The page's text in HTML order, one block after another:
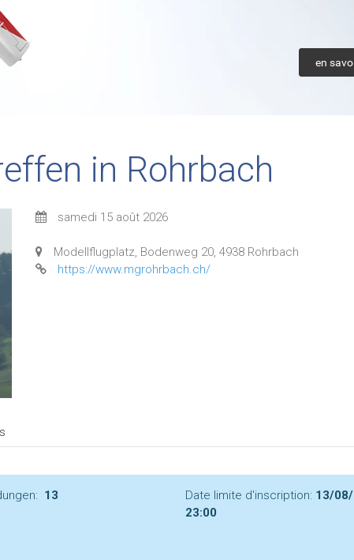
en
in Rohrbach
samedi 15 août 2026
Modellflugplatz, Bodenweg 20, 4938 Rohrbach
https://www.mgrohrbach.ch/
13 Date limite d'inscription: 13/
23:00